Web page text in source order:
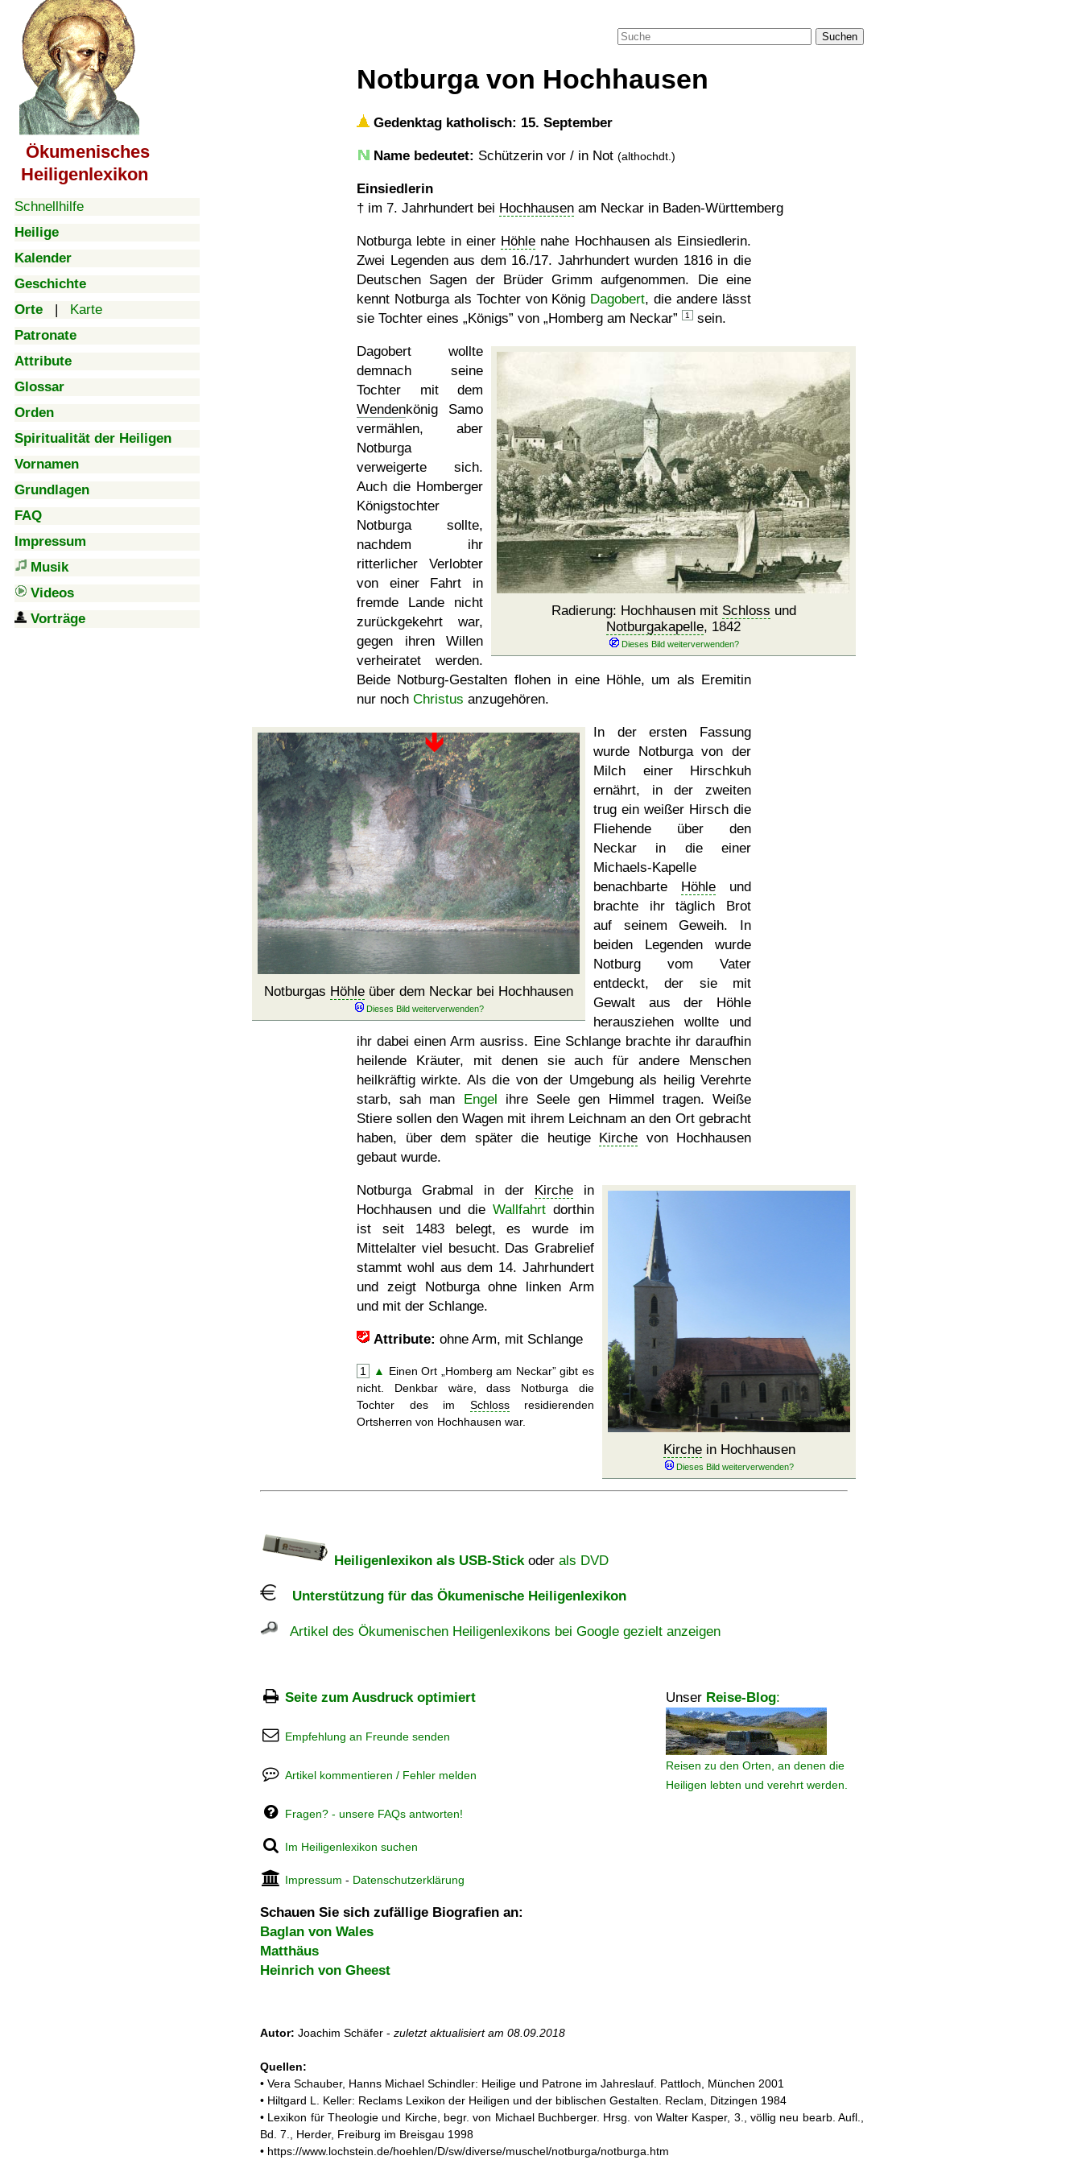
Ökumenisches
Heiligenlexikon
Schnellhilfe
Heilige
Kalender
Geschichte
Orte | Karte
Patronate
Attribute
Glossar
Orden
Spiritualität der Heiligen
Vornamen
Grundlagen
FAQ
Impressum
Musik
Videos
Vorträge
Suchen
Notburga von Hochhausen
Gedenktag katholisch: 15. September
Name bedeutet: Schützerin vor / in Not (althochdt.)
Einsiedlerin
† im 7. Jahrhundert bei Hochhausen am Neckar in Baden-Württemberg
Notburga lebte in einer Höhle nahe Hochhausen als Einsiedlerin.
Zwei Legenden aus dem 16./17. Jahrhundert wurden 1816 in die
Deutschen Sagen der Brüder Grimm aufgenommen. Die eine
kennt Notburga als Tochter von König Dagobert, die andere lässt
sie Tochter eines
Königs von Homberg am Neckar 1 sein.
Radierung: Hochhausen mit Schloss und
Notburgakapelle, 1842
Dagobert wollte
demnach seine
Tochter mit dem
Wendenkönig Samo
vermählen, aber
Notburga
verweigerte sich.
Auch die Homberger
Königstochter
Notburga sollte,
nachdem ihr
ritterlicher Verlobter
von einer Fahrt in
fremde Lande nicht
zurückgekehrt war,
gegen ihren Willen
verheiratet werden.
Beide Notburg-Gestalten flohen in eine Höhle, um als Eremitin
nur noch Christus anzugehören.
Notburgas Höhle über dem Neckar bei Hochhausen
In der ersten Fassung
wurde Notburga von der
Milch einer Hirschkuh
ernährt, in der zweiten
trug ein weißer Hirsch die
Fliehende über den
Neckar in die einer
Michaels-Kapelle
benachbarte Höhle und
brachte ihr täglich Brot
auf seinem Geweih. In
beiden Legenden wurde
Notburg vom Vater
entdeckt, der sie mit
Gewalt aus der Höhle
herausziehen wollte und
ihr dabei einen Arm ausriss. Eine Schlange brachte ihr daraufhin
heilende Kräuter, mit denen sie auch für andere Menschen
heilkräftig wirkte. Als die von der Umgebung als heilig Verehrte
starb, sah man Engel ihre Seele gen Himmel tragen. Weiße
Stiere sollen den Wagen mit ihrem Leichnam an den Ort gebracht
haben, über dem später die heutige Kirche von Hochhausen
gebaut wurde.
Kirchein Hochhausen
Notburga Grabmal in der Kirche in
Hochhausen und die Wallfahrt dorthin
ist seit 1483 belegt, es wurde im
Mittelalter viel besucht. Das Grabrelief
stammt wohl aus dem 14. Jahrhundert
und zeigt Notburga ohne linken Arm
und mit der Schlange.
Attribute: ohne Arm, mit Schlange
1 ▲ Einen Ort Homberg am Neckar gibt es
nicht. Denkbar wäre, dass Notburga die
Tochter des im Schlossresidierenden
Ortsherren von Hochhausen war.
Heiligenlexikon als USB-Stickoder als DVD
Unterstützung für das Ökumenische Heiligenlexikon
Artikel des Ökumenischen Heiligenlexikons bei Google gezielt anzeigen
Seite zum Ausdruck optimiert Unser Reise-Blog:
Reisen zu den Orten, an denen die
Heiligen lebten und verehrt werden.
Empfehlung an Freunde senden
Artikel kommentieren / Fehler melden
Fragen? - unsere FAQs antworten!
Im Heiligenlexikon suchen
Impressum - Datenschutzerklärung
Schauen Sie sich zufällige Biografien an:
Baglan von Wales
Matthäus
Heinrich von Gheest
Autor: Joachim Schäfer - zuletzt aktualisiert am 08.09.2018
Quellen:
• Vera Schauber, Hanns Michael Schindler: Heilige und Patrone im Jahreslauf. Pattloch, München 2001
• Hiltgard L. Keller: Reclams Lexikon der Heiligen und der biblischen Gestalten. Reclam, Ditzingen 1984
• Lexikon für Theologie und Kirche, begr. von Michael Buchberger. Hrsg. von Walter Kasper, 3., völlig neu bearb. Aufl.,
Bd. 7., Herder, Freiburg im Breisgau 1998
• https://www.lochstein.de/hoehlen/D/sw/diverse/muschel/notburga/notburga.htm